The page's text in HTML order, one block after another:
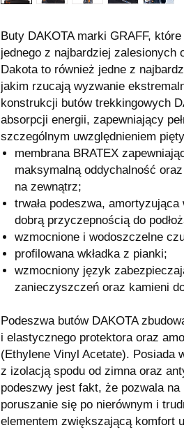
Buty DAKOTA marki GRAFF,
jednego z najbardziej zalesionych
Dakota to również jedne z
jakim rzucają wyzwanie
konstrukcji butów trekkingowych
absorpcji energii, zapewniający
szczególnym uwzględnieniem
membrana BRATEX
maksymalną oddychalność
na zewnątrz;
trwała podeszwa,
dobrą przyczepnością do
wzmocnione i wodoszczelne
profilowana wkładka z pianki;
wzmocniony język
zanieczyszczeń oraz kamieni
Podeszwa butów DAKOTA
i elastycznego protektora oraz
(Ethylene Vinyl Acetate). Posiada
z izolacją spodu od zimna oraz
podeszwy jest fakt, że pozwala
poruszanie się po nierównym i
elementem zwiększającą komfort